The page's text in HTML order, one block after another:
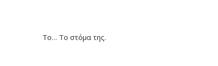
Το… Το στόμα της.